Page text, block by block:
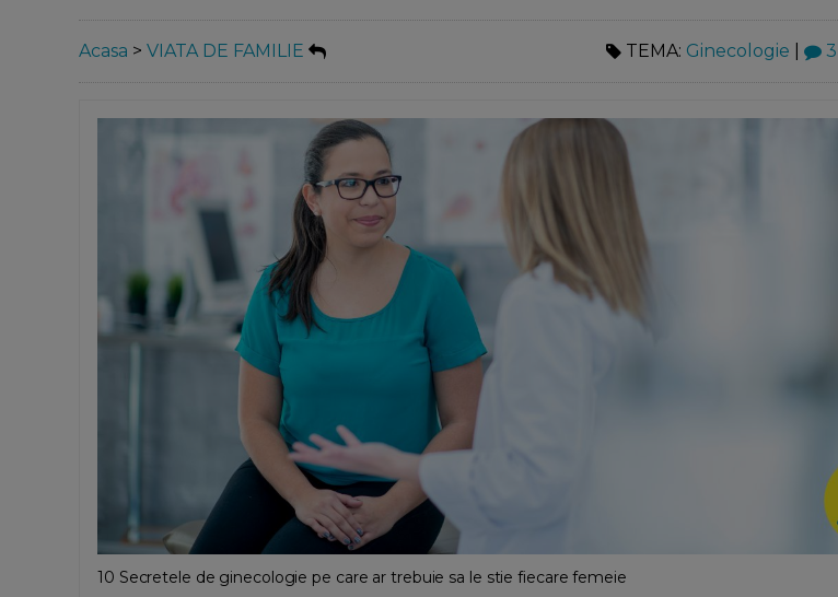
Acasa > VIATA DE FAMILIE TEMA: Ginecologie 3
10 Secretele de ginecologie pe care ar trebuie sa le stie fiecare femeie